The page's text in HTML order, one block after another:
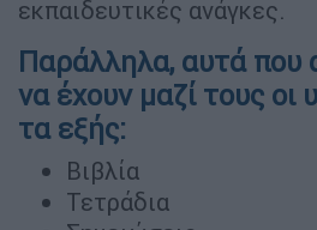
εκπαιδευτικές ανάγκες.
Παράλληλα, αυτά που
να έχουν μαζί τους οι
τα εξής:
Βιβλία
Τετράδια